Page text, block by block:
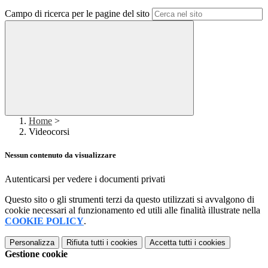
Campo di ricerca per le pagine del sito
Home >
Videocorsi
Nessun contenuto da visualizzare
Autenticarsi per vedere i documenti privati
Questo sito o gli strumenti terzi da questo utilizzati si avvalgono di
cookie necessari al funzionamento ed utili alle finalità illustrate nella
COOKIE POLICY.
Personalizza Rifiuta tutti i cookies Accetta tutti i cookies
Gestione cookie